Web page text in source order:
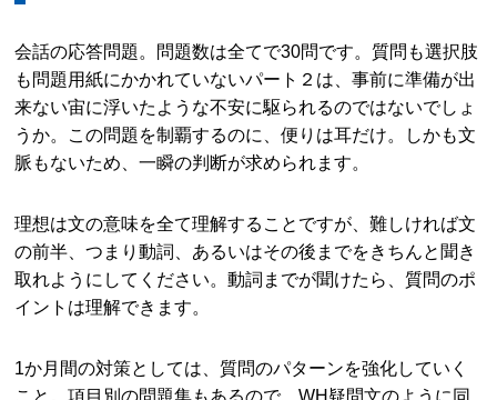
会話の応答問題。問題数は全てで30問です。質問も選択肢
も問題用紙にかかれていないパート２は、事前に準備が出
来ない宙に浮いたような不安に駆られるのではないでしょ
うか。この問題を制覇するのに、便りは耳だけ。しかも文
脈もないため、一瞬の判断が求められます。
理想は文の意味を全て理解することですが、難しければ文
の前半、つまり動詞、あるいはその後までをきちんと聞き
取れようにしてください。動詞までが聞けたら、質問のポ
イントは理解できます。
1か月間の対策としては、質問のパターンを強化していく
こと。項目別の問題集もあるので、WH疑問文のように同